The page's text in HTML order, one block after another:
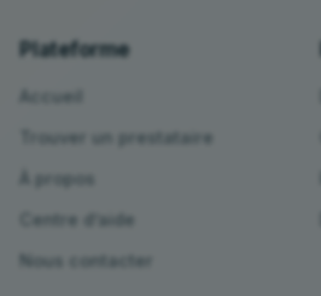
Plateforme
Accueil
Trouver un prestataire
À propos
Centre d’aide
Nous contacter